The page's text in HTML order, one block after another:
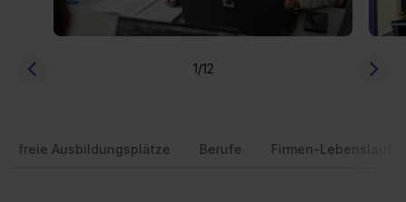
1/12
freie Ausbildungsplätze Berufe Firmen-Lebenslauf